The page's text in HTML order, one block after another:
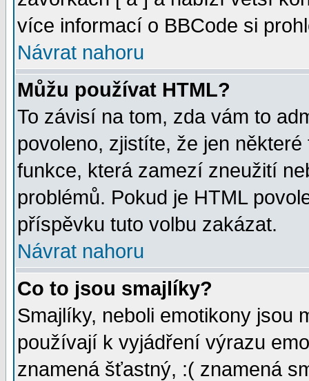
více informací o BBCode si
Návrat nahoru
Můžu používat HTML?
To závisí na tom, zda vám to
povoleno, zjistíte, že jen
funkce, která zamezí zneužití
problémů. Pokud je HTML
příspěvku tuto volbu zakázat.
Návrat nahoru
Co to jsou smajlíky?
Smajlíky, neboli emotikony jsou
používají k vyjádření výrazu
znamená šťastný, :( znamená